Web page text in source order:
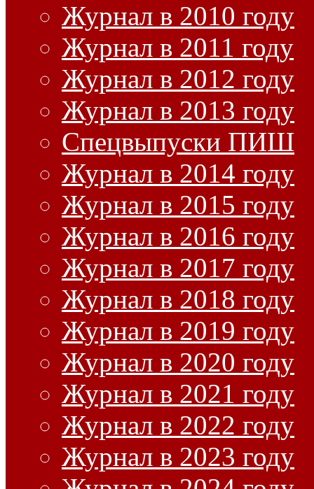
Журнал в 2010 году
Журнал в 2011 году
Журнал в 2012 году
Журнал в 2013 году
Спецвыпуски ПИШ
Журнал в 2014 году
Журнал в 2015 году
Журнал в 2016 году
Журнал в 2017 году
Журнал в 2018 году
Журнал в 2019 году
Журнал в 2020 году
Журнал в 2021 году
Журнал в 2022 году
Журнал в 2023 году